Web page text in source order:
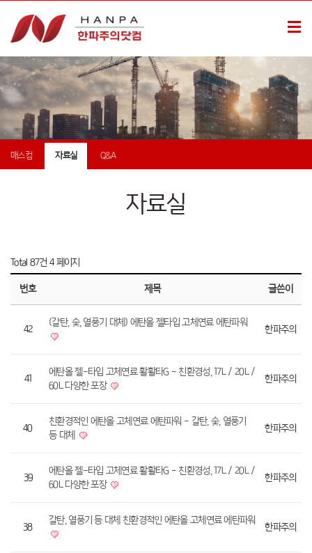
매스컴 자료실 Q&A
자료실
Total 87건 4 페이지
번호 제목 글쓴이
42
(갈탄, 숯, 열풍기 대체) 에탄올 젤타입 고체연료 에탄파워
한파주의
41
에탄올 젤-타입 고체연료 활활타G - 친환경성, 17L / 20L /
60L 다양한 포장
한파주의
40
친환경적인 에탄올 고체연료 에탄파워 - 갈탄, 숯, 열풍기
등 대체
한파주의
39
에탄올 젤-타입 고체연료 활활타G - 친환경성, 17L / 20L /
60L 다양한 포장
한파주의
38
갈탄, 열풍기 등 대체 친환경적인 에탄올 고체연료 에탄파워
한파주의